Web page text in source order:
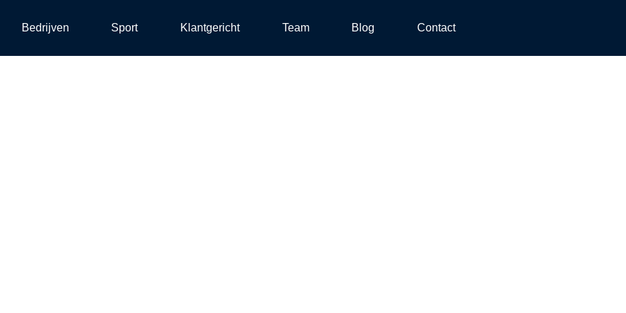
Bedrijven Sport Klantgericht Team Blog Contact